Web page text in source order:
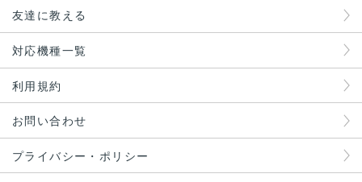
友達に教える
対応機種一覧
利用規約
お問い合わせ
プライバシー・ポリシー